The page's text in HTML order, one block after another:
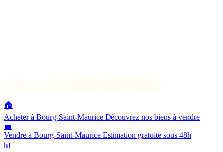
🏠
Acheter à Bourg-Saint-Maurice Découvrez nos biens à vendre
💼
Vendre à Bourg-Saint-Maurice Estimation gratuite sous 48h
📊